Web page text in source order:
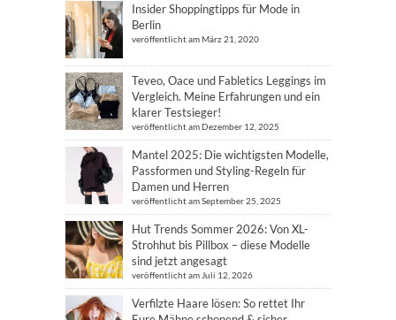
Insider Shoppingtipps für Mode in
Berlin
veröffentlicht am März 21, 2020
Teveo, Oace und Fabletics Leggings im
Vergleich. Meine Erfahrungen und ein
klarer Testsieger!
veröffentlicht am Dezember 12, 2025
Mantel 2025: Die wichtigsten Modelle,
Passformen und Styling-Regeln für
Damen und Herren
veröffentlicht am September 25, 2025
Hut Trends Sommer 2026: Von XL-
Strohhut bis Pillbox – diese Modelle
sind jetzt angesagt
veröffentlicht am Juli 12, 2026
Verfilzte Haare lösen: So rettet Ihr